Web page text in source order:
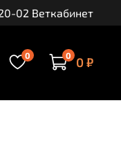
02 Веткабинет
0 0 0 ₽